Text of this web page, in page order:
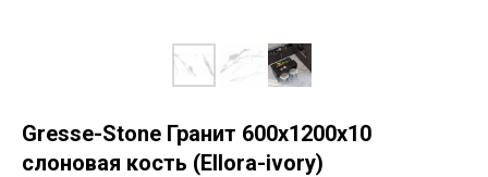
Gresse-Stone Гранит 600x1200x10
слоновая кость (Ellora-ivory)